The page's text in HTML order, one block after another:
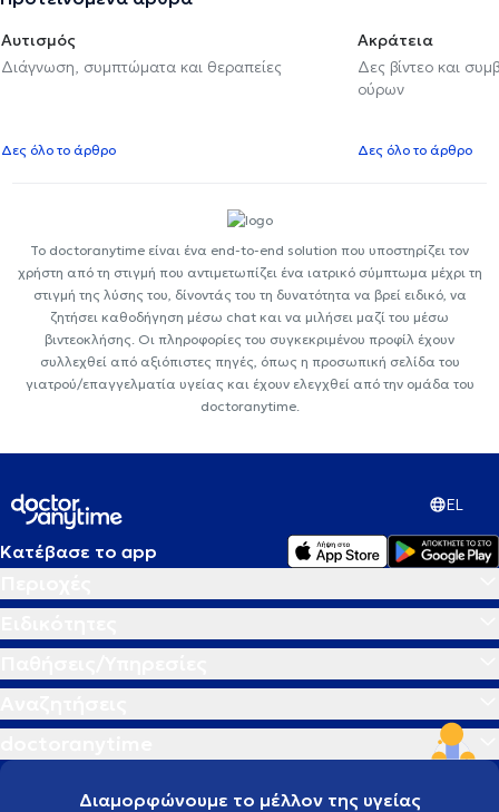
Αυτισμός
Διάγνωση, συμπτώματα και θεραπείες
Δες όλο το άρθρο
Ακράτεια
Δες βίντεο και
ούρων
Δες όλο το άρθρο
Το doctoranytime είναι ένα end-to-end solution που υποστηρίζει τον
χρήστη από τη στιγμή που αντιμετωπίζει ένα ιατρικό σύμπτωμα μέχρι τη
στιγμή της λύσης του, δίνοντάς του τη δυνατότητα να βρεί ειδικό, να
ζητήσει καθοδήγηση μέσω chat και να μιλήσει μαζί του μέσω
βιντεοκλήσης. Οι πληροφορίες του συγκεκριμένου προφίλ έχουν
συλλεχθεί από αξιόπιστες πηγές, όπως η προσωπική σελίδα του
γιατρού/επαγγελματία υγείας και έχουν ελεγχθεί από την ομάδα του
doctoranytime.
EL
Κατέβασε το app
Διαμορφώνουμε το μέλλον της υγείας